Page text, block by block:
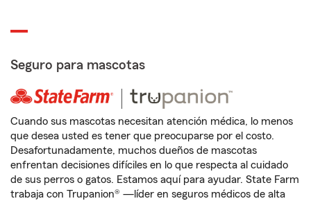
Seguro para mascotas
Cuando sus mascotas necesitan atención médica, lo menos
que desea usted es tener que preocuparse por el costo.
Desafortunadamente, muchos dueños de mascotas
enfrentan decisiones difíciles en lo que respecta al cuidado
de sus perros o gatos. Estamos aquí para ayudar. State Farm
trabaja con Trupanion® —líder en seguros médicos de alta